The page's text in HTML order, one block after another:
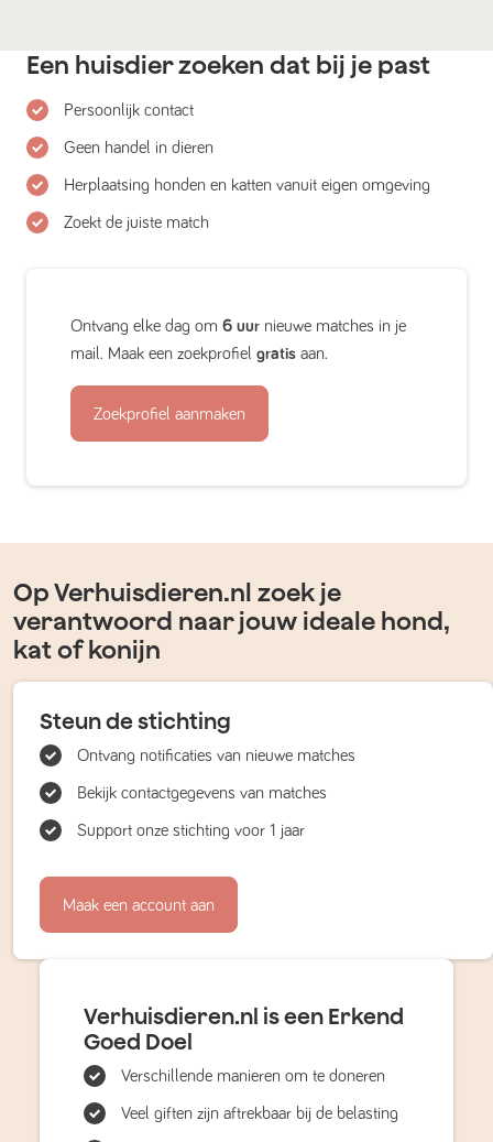
Een huisdier zoeken dat bij je past
Persoonlijk contact
Geen handel in dieren
Herplaatsing honden en katten vanuit eigen omgeving
Zoekt de juiste match
Ontvang elke dag om 6 uur nieuwe matches in je
mail. Maak een zoekprofiel gratis aan.
Zoekprofiel aanmaken
Op Verhuisdieren.nl zoek je
verantwoord naar jouw ideale hond,
kat of konijn
Steun de stichting
Ontvang notificaties van nieuwe matches
Bekijk contactgegevens van matches
Support onze stichting voor 1 jaar
Maak een account aan
Verhuisdieren.nl is een Erkend
Goed Doel
Verschillende manieren om te doneren
Veel giften zijn aftrekbaar bij de belasting